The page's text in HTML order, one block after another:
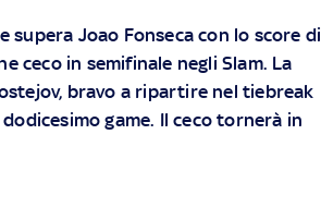
supera Joao Fonseca con lo score di
ceco in semifinale negli Slam. La
bravo a ripartire nel tiebreak
game. Il ceco tornerà in